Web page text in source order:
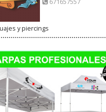
y piercings